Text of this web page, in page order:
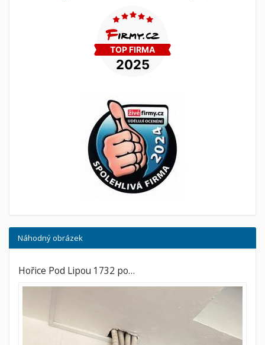
Náhodný obrázek
Hořice Pod Lipou 1732 po…